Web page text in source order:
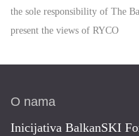
the sole responsibility of The
present the views of RYCO
O nama
Inicijativa BalkanSKI